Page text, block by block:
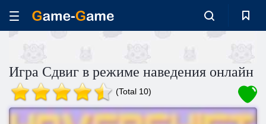
Игра Сдвиг в режиме наведения онлайн
(Total 10)